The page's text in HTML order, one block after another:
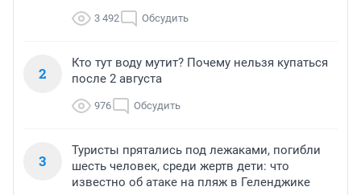
3 492 Обсудить
2
Кто тут воду мутит? Почему нельзя купаться
после 2 августа
976 Обсудить
3
Туристы прятались под лежаками, погибли
шесть человек, среди жертв дети: что
известно об атаке на пляж в Геленджике